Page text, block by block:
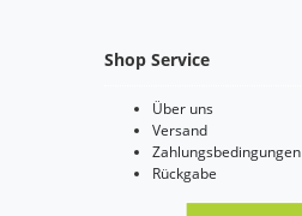
Shop Service
Über uns
Versand
Zahlungsbedingungen
Rückgabe